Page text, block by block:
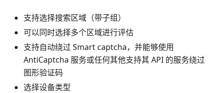
支持选择搜索区域（带子组）
可以同时选择多个区域进行评估
支持自动绕过 Smart captcha，并能够使用
AntiCaptcha 服务或任何其他支持其 API 的服务绕过
图形验证码
选择设备类型